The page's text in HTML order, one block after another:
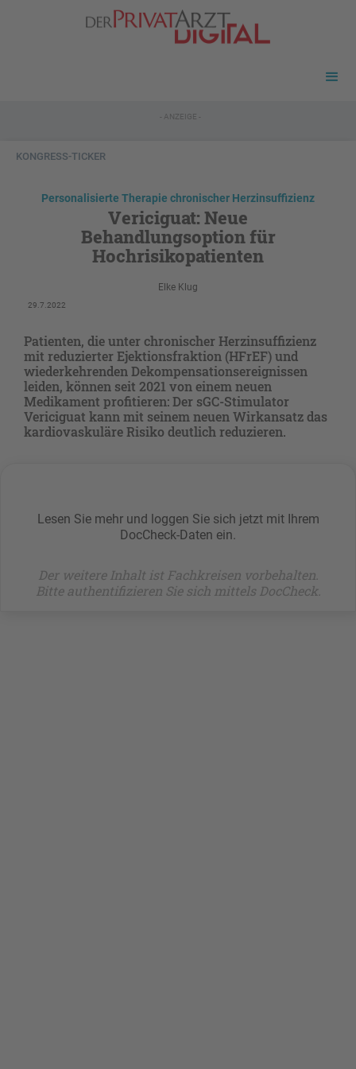
- ANZEIGE -
KONGRESS-TICKER
Personalisierte Therapie chronischer Herzinsuffizienz
Vericiguat: Neue
Behandlungsoption für
Hochrisikopatienten
Elke Klug
29.7.2022
Patienten, die unter chronischer Herzinsuffizienz
mit reduzierter Ejektionsfraktion (HFrEF) und
wiederkehrenden Dekompensationsereignissen
leiden, können seit 2021 von einem neuen
Medikament profitieren: Der sGC-Stimulator
Vericiguat kann mit seinem neuen Wirkansatz das
kardiovaskuläre Risiko deutlich reduzieren.
Lesen Sie mehr und loggen Sie sich jetzt mit Ihrem
DocCheck-Daten ein.
Der weitere Inhalt ist Fachkreisen vorbehalten.
Bitte authentifizieren Sie sich mittels DocCheck.